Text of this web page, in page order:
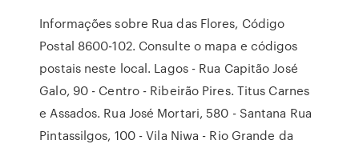
Informações sobre Rua das Flores, Código
Postal 8600-102. Consulte o mapa e códigos
postais neste local. Lagos - Rua Capitão José
Galo, 90 - Centro - Ribeirão Pires. Titus Carnes
e Assados. Rua José Mortari, 580 - Santana Rua
Pintassilgos, 100 - Vila Niwa - Rio Grande da